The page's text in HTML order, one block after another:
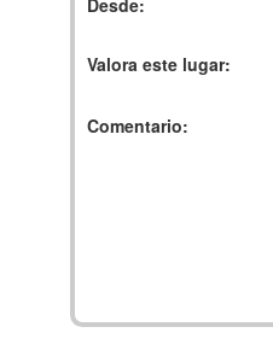
Desde:
Valora este lugar:
Comentario: